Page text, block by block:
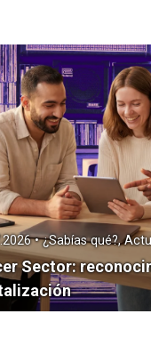
Sector:
• ¿Sabías qué?,